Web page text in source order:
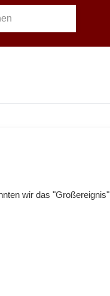
wir das "Großereignis"